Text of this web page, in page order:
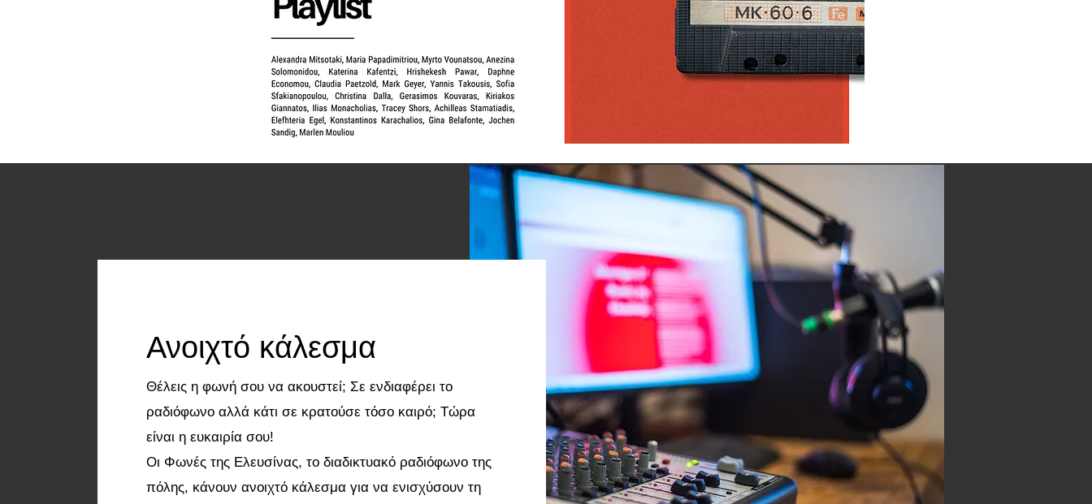
Ανοιχτό κάλεσμα
Θέλεις η φωνή σου να ακουστεί; Σε ενδιαφέρει το
ραδιόφωνο αλλά κάτι σε κρατούσε τόσο καιρό; Τώρα
είναι η ευκαιρία σου!
Οι Φωνές της Ελευσίνας, το διαδικτυακό ραδιόφωνο της
πόλης, κάνουν ανοιχτό κάλεσμα για να ενισχύσουν τη